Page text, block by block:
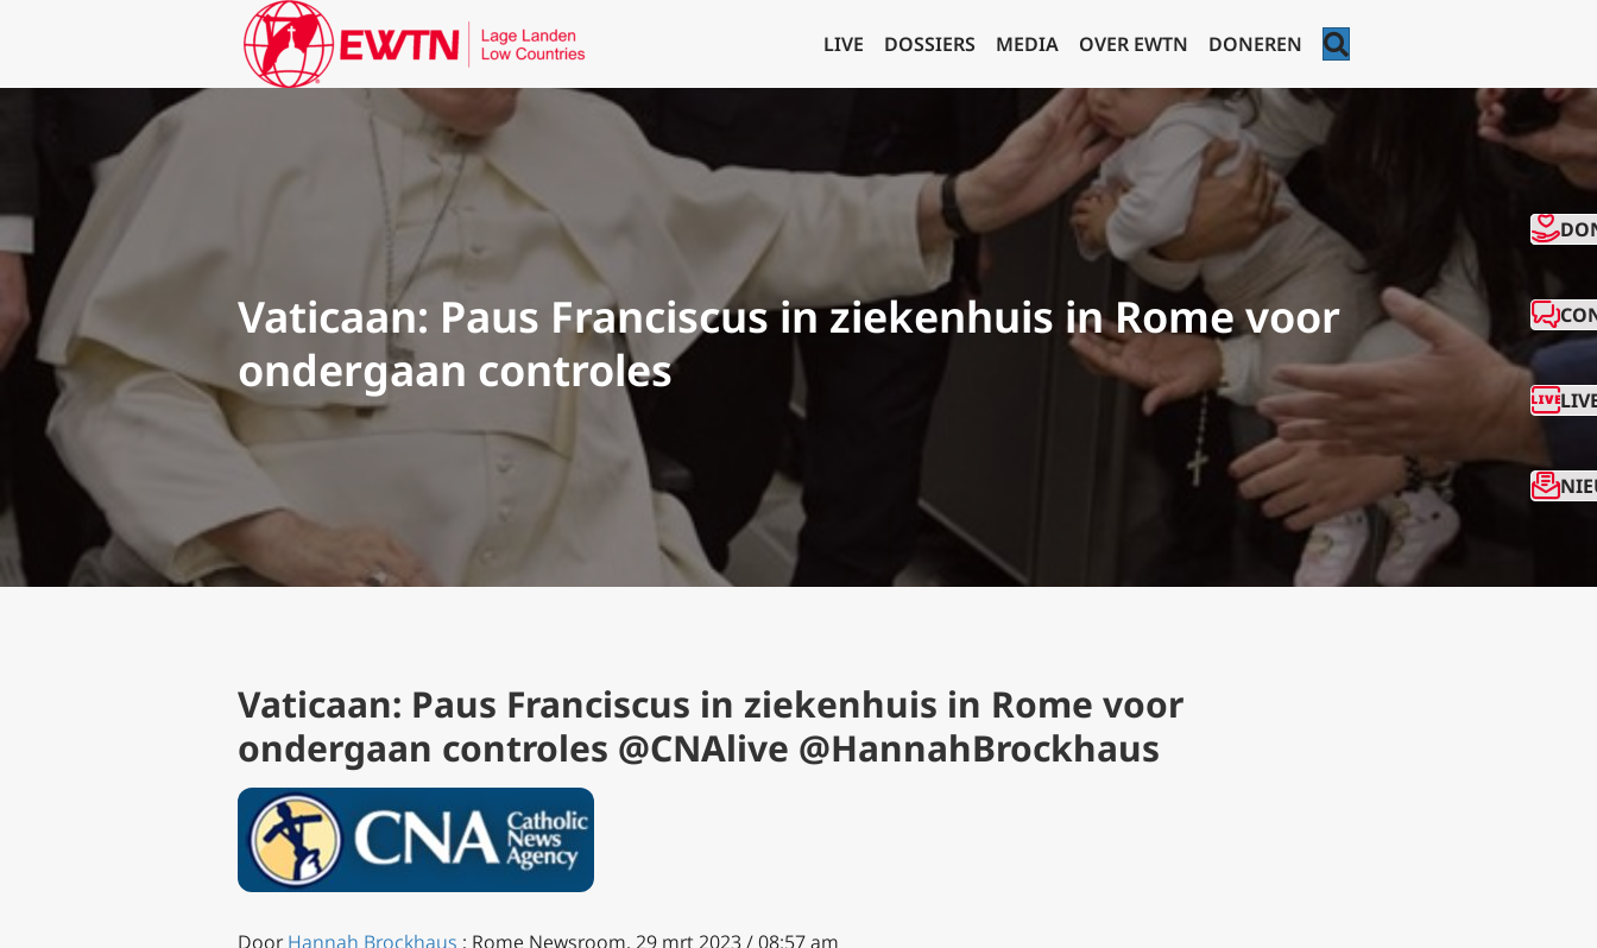
LIVE DOSSIERS MEDIA OVER EWTN DONEREN
Vaticaan: Paus Franciscus in ziekenhuis in Rome voor
ondergaan controles
Vaticaan: Paus Franciscus in ziekenhuis in Rome voor
ondergaan controles @CNAlive @HannahBrockhaus
DoorHannah Brockhaus ; Rome Newsroom, 29 mrt 2023 / 08:57 am